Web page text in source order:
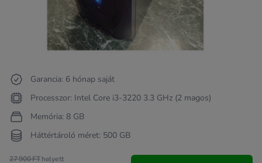
Garancia: 6 hónap saját
Processzor: Intel Core i3-3220 3.3 GHz (2 magos)
Memória: 8 GB
Háttértároló méret: 500 GB
27 900 FThelyett